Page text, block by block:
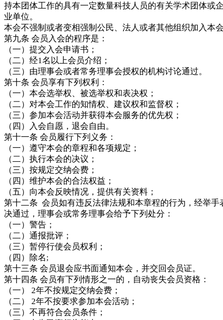
持本团体工作的具有一定数量科技人员的有关学术团体或
业单位。
本会不强制或者变相强制公民、法人或者其他组织加入本
第九条 会员入会的程序是：
（一）提交入会申请书；
（二）经1名以上会员介绍；
（三）由理事会或者常务理事会授权的机构讨论通过。
第十条 会员享有下列权利：
（一）本会选举权、被选举权和表决权；
（二）对本会工作的知情权、建议权和监督权；
（三）参加本会活动并获得本会服务的优先权；
（四）入会自愿，退会自由。
第十一条 会员履行下列义务：
（一）遵守本会的章程和各项规定；
（二）执行本会的决议；
（三）按规定交纳会费；
（四）维护本会的合法权益；
（五）向本会反映情况，提供有关资料；
第十二条 会员如有违反法律法规和本章程的行为，经举手
决通过，理事会或常务理事会给予下列处分：
（一）警告；
（二）通报批评；
（三）暂停行使会员权利；
（四）除名;
第十三条 会员退会应书面通知本会，并交回会员证。
第十四条 会员有下列情形之一的，自动丧失会员资格：
（一） 2年不按规定交纳会费；
（二） 2年不按要求参加本会活动；
（三）不再符合会员条件；